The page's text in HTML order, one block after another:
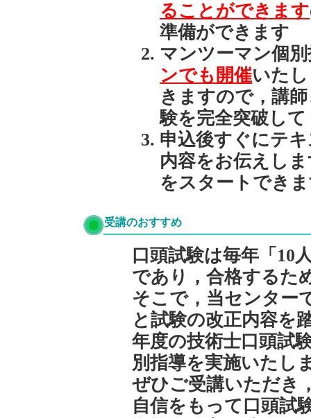
ることができます
準備ができます
マンツーマン個
ンでも開催いた
きますので，講
験を完全突破し
申込後すぐにテ
内容をお伝えし
をスタートでき
受講のおすすめ
口頭試験は毎年「10
であり，合格するた
そこで，当センター
と試験の改正内容を
年度の技術士口頭試
別指導を実施いたし
ぜひご受講いただき
自信をもって口頭試